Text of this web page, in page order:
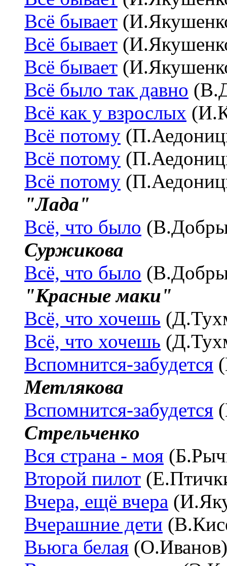
Всё бывает
Всё бывает
Всё бывает
Всё было так давно
Всё как у взрослых
Всё потому
Всё потому
Всё потому
"Лада"
Всё, что было
Суржикова
Всё, что было
"Красные маки"
Всё, что хочешь
Всё, что хочешь
Вспомнится-забудется
Метлякова
Вспомнится-забудется
Стрельченко
Вся страна - моя
Второй пилот
Вчера, ещё вчера
Вчерашние дети
Вьюга белая